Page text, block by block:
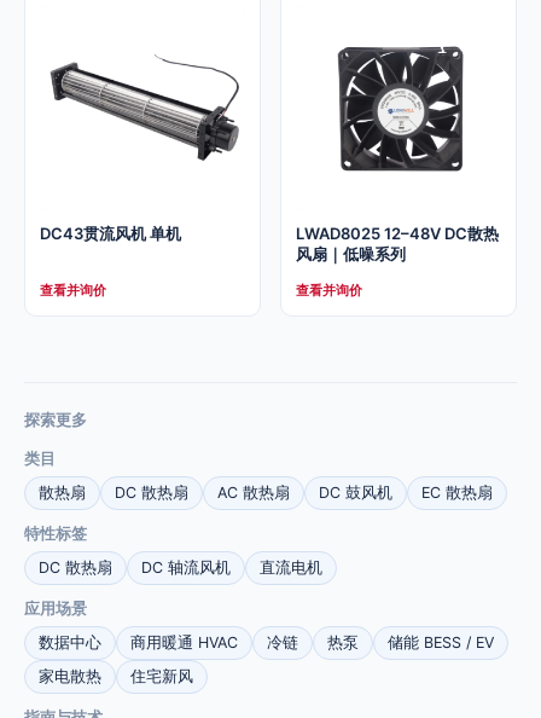
DC43贯流风机 单机
查看并询价
LWAD8025 12–48V DC散热
风扇｜低噪系列
查看并询价
探索更多
类目
散热扇
DC 散热扇 AC 散热扇 DC 鼓风机 EC 散热扇
特性标签
DC 散热扇
DC 轴流风机 直流电机
应用场景
数据中心
商用暖通 HVAC 冷链 热泵
储能 BESS / EV
家电散热
住宅新风